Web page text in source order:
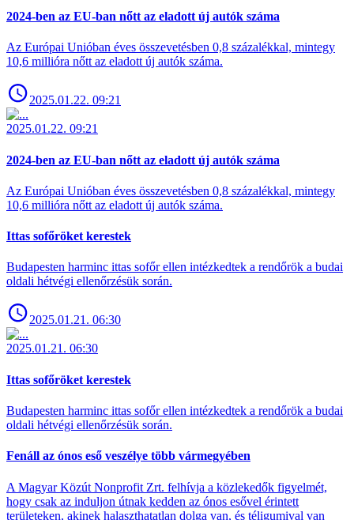
2024-ben az EU-ban nőtt az eladott új autók száma
Az Európai Unióban éves összevetésben 0,8 százalékkal, mintegy
10,6 millióra nőtt az eladott új autók száma.
2025.01.22. 09:21
2025.01.22. 09:21
2024-ben az EU-ban nőtt az eladott új autók száma
Az Európai Unióban éves összevetésben 0,8 százalékkal, mintegy
10,6 millióra nőtt az eladott új autók száma.
Ittas sofőröket kerestek
Budapesten harminc ittas sofőr ellen intézkedtek a rendőrök a budai
oldali hétvégi ellenőrzésük során.
2025.01.21. 06:30
2025.01.21. 06:30
Ittas sofőröket kerestek
Budapesten harminc ittas sofőr ellen intézkedtek a rendőrök a budai
oldali hétvégi ellenőrzésük során.
Fenáll az ónos eső veszélye több vármegyében
A Magyar Közút Nonprofit Zrt. felhívja a közlekedők figyelmét,
hogy csak az induljon útnak kedden az ónos esővel érintett
területeken, akinek halaszthatatlan dolga van, és téligumival van